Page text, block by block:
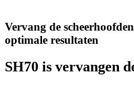
Vervang de
optimale resultaten
SH70 is vervangen